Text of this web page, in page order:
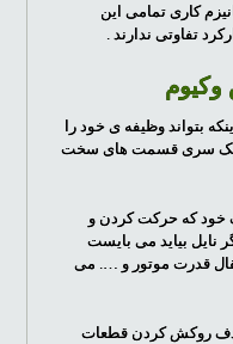
کاری تمامی این
تفاوتی ندارند .
وکیوم
بتواند وظیفه ی خود را
یک سری قسمت های سخت
خود که حرکت کردن و
نایل بیاید می بایست
قدرت موتور و …. می
روکش کردن قطعات